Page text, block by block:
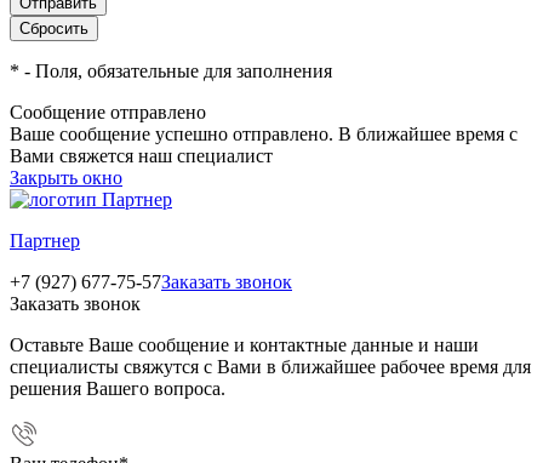
* - Поля, обязательные для заполнения
Сообщение отправлено
Ваше сообщение успешно отправлено. В ближайшее время с
Вами свяжется наш специалист
Закрыть окно
Партнер
+7 (927) 677-75-57Заказать звонок
Заказать звонок
Оставьте Ваше сообщение и контактные данные и наши
специалисты свяжутся с Вами в ближайшее рабочее время для
решения Вашего вопроса.